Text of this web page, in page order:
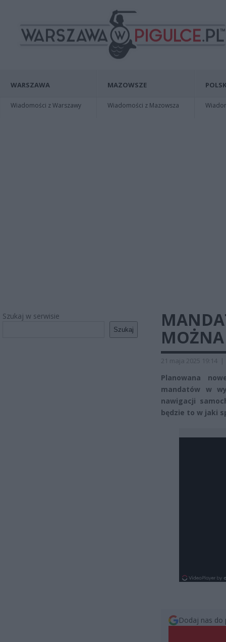
WARSZAWA
Wiadomości z Warszawy
MAZOWSZE
Wiadomości z Mazowsza
Szukaj w serwisie
Szukaj
MOŻNA
21 maja 2025 19:14 |
Planowana
mandatów w
nawigacji
będzie to w jaki
Dodaj nas do